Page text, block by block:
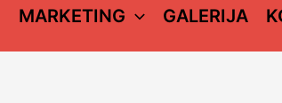
MARKETING GALERIJA